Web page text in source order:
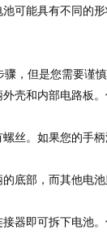
能具有不同的形
但是您需要谨慎
和内部电路板。
。如果您的手柄
部，而其他电池
即可拆下电池。